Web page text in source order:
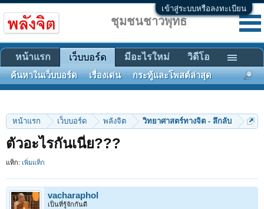
เข้าสู่ระบบหรือลงทะเบียน
หน้าแรก เว็บบอร์ด พลังจิต วิทยาศาสตร์ทางจิต - ลึกลับ
ตัวอะไรกันเนี่ย???
แท็ก: เพิ่มแท็ก
vacharaphol
เป็นที่รู้จักกันดี
ชุมชนชาวพุทธ
หน้าแรก เว็บบอร์ด
ค้นหาในเว็บบอร์ด เรื่องเด่น กระทู้และโพสต์ล่าสุด
มีอะไรใหม่ วิดีโอ